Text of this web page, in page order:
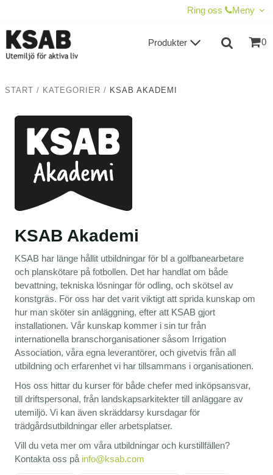
Ring oss Meny
0
Produkter
START / KATEGORIER / KSAB AKADEMI
KSAB Akademi
KSAB har länge hållit utbildningar för bl a golfbanearbetare
och planskötare på fotbollen. Det har handlat om både
bevattning, tekniska lösningar för odling, och skötsel av
konstgräs. För oss har det varit viktigt att sprida kunskap om
hur man sköter sin anläggning, efter att KSAB gjort
installationen. Vår kunskap kommer i sin tur från
internationella branschorganisationer såsom Irrigation
Association, våra egna leverantörer, och givetvis från all
utbildning och erfarenhet vi har tillsammans i organisationen.
Hos oss hittar du kurser för både chefer med inköpsansvar,
till driftspersonal, från landskapsarkitekter till anläggare av
utemiljö. Vi kan även skräddarsy kursdagar för
trädgårdsutbildningar eller arbetsplatser.
Vill du veta mer om våra utbildningar och kurstillfällen?
Kontakta oss på info@ksab.com
TILL KASSAN